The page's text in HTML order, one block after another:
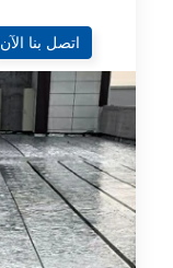
اتصل بنا الآن